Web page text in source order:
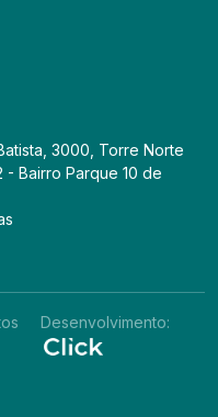
3000, Torre Norte
- Bairro Parque 10 de
Desenvolvimento: